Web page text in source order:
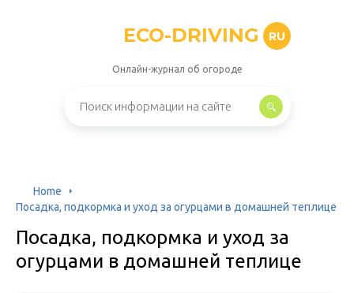
ECO-DRIVING RU
Онлайн-журнал об огороде
Home
Посадка, подкормка и уход за огурцами в домашней теплице
Посадка, подкормка и уход за
огурцами в домашней теплице